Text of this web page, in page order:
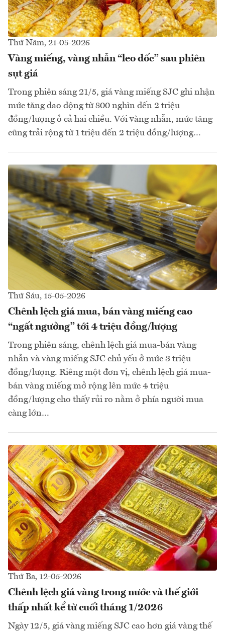
Thứ Năm, 21-05-2026
Vàng miếng, vàng nhẫn “leo dốc” sau phiên
sụt giá
Trong phiên sáng 21/5, giá vàng miếng SJC ghi nhận
mức tăng dao động từ 800 nghìn đến 2 triệu
đồng/lượng ở cả hai chiều. Với vàng nhẫn, mức tăng
cũng trải rộng từ 1 triệu đến 2 triệu đồng/lượng…
Thứ Sáu, 15-05-2026
Chênh lệch giá mua, bán vàng miếng cao
“ngất ngưởng” tới 4 triệu đồng/lượng
Trong phiên sáng, chênh lệch giá mua-bán vàng
nhẫn và vàng miếng SJC chủ yếu ở mức 3 triệu
đồng/lượng. Riêng một đơn vị, chênh lệch giá mua-
bán vàng miếng mở rộng lên mức 4 triệu
đồng/lượng cho thấy rủi ro nằm ở phía người mua
càng lớn…
Thứ Ba, 12-05-2026
Chênh lệch giá vàng trong nước và thế giới
thấp nhất kể từ cuối tháng 1/2026
Ngày 12/5, giá vàng miếng SJC cao hơn giá vàng thế